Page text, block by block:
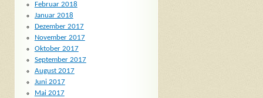
Februar 2018
Januar 2018
Dezember 2017
November 2017
Oktober 2017
September 2017
August 2017
Juni 2017
Mai 2017